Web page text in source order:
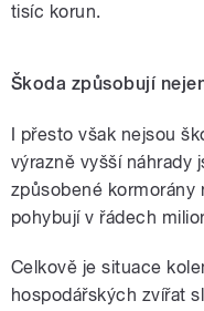
tisíc korun.
Škoda způsobují
I přesto však nejsou
výrazně vyšší náhrady
způsobené kormorány
pohybují v řádech
Celkově je situace
hospodářských zvířat